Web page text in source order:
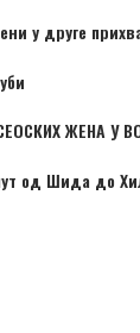
у друге
ЖЕНА У
од Шида до